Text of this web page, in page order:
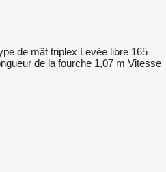
de mât triplex Levée libre 165
de la fourche 1,07 m Vitesse